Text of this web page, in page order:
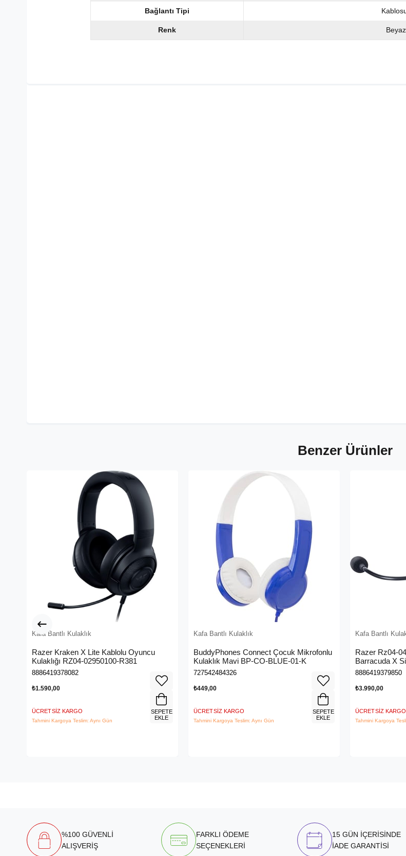
Bağlantı Tipi
Renk Beyaz
Benzer Ürünler
Kafa Bantlı Kulaklık
Razer Kraken X Lite Kablolu Oyuncu
Kulaklığı RZ04-02950100-R381
8886419378082
₺1.590,00
ÜCRETSIZ KARGO
Tahmini Kargoya Teslim: Aynı Gün
SEPETE
EKLE
Kafa Bantlı Kulaklık
BuddyPhones Connect Çocuk Mikrofonlu
Kulaklık Mavi BP-CO-BLUE-01-K
727542484326
₺449,00
ÜCRETSIZ KARGO
Tahmini Kargoya Teslim: Aynı Gün
SEPETE
EKLE
Kafa Bantlı
Razer Rz04-
Barracuda X
8886419379850
₺3.990,00
ÜCRETSIZ KARGO
Tahmini Kargoya
%100 GÜVENLİ
ALIŞVERİŞ
FARKLI ÖDEME
SEÇENEKLERİ
15 GÜN İÇERİSİNDE
İADE GARANTİSİ